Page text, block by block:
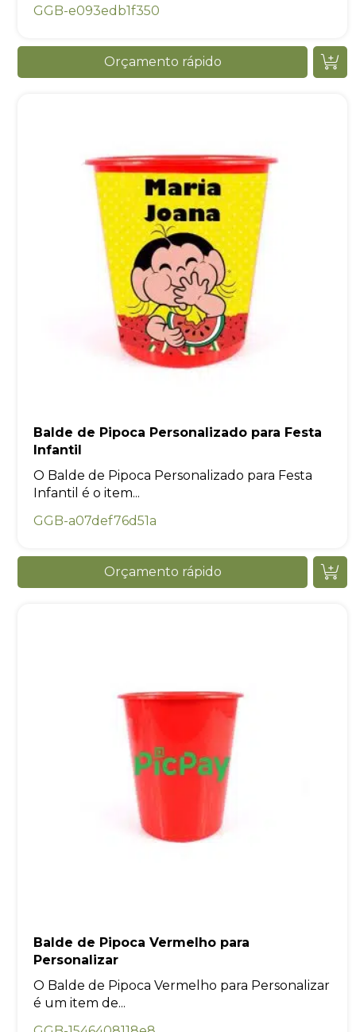
GGB-e093edb1f350
Orçamento rápido
Balde de Pipoca Personalizado para Festa
Infantil
O Balde de Pipoca Personalizado para Festa
Infantil é o item...
GGB-a07def76d51a
Orçamento rápido
Balde de Pipoca Vermelho para
Personalizar
O Balde de Pipoca Vermelho para Personalizar
é um item de...